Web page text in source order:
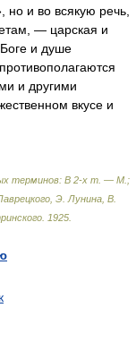
но и во всякую речь,
— царская и
и душе
и другими
вкусе и
терминов: В 2-х т. — М.;
Э. Лунина, В.
1925